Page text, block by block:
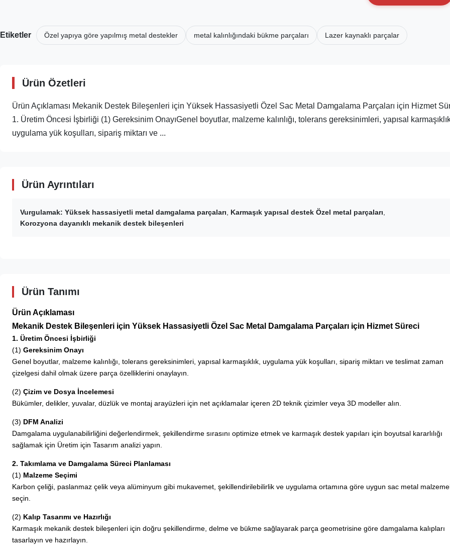
Etiketler Özel yapıya göre yapılmış metal destekler metal kalınlığındaki bükme parçaları Lazer kaynaklı parçalar
Ürün Özetleri
Ürün Açıklaması Mekanik Destek Bileşenleri için Yüksek Hassasiyetli Özel Sac Metal Damgalama Parçaları için Hizmet
1. Üretim Öncesi İşbirliği (1) Gereksinim OnayıGenel boyutlar, malzeme kalınlığı, tolerans gereksinimleri, yapısal
uygulama yük koşulları, sipariş miktarı ve ...
Ürün Ayrıntıları
Vurgulamak: Yüksek hassasiyetli metal damgalama parçaları Karmaşık yapısal destek Özel metal parçaları
Korozyona dayanıklı mekanik destek bileşenleri
Ürün Tanımı
Ürün Açıklaması
Mekanik Destek Bileşenleri için Yüksek Hassasiyetli Özel Sac Metal Damgalama Parçaları için Hizmet Süreci
1. Üretim Öncesi İşbirliği
(1) Gereksinim Onayı
Genel boyutlar, malzeme kalınlığı, tolerans gereksinimleri, yapısal karmaşıklık, uygulama yük koşulları, sipariş miktarı ve teslimat zaman
çizelgesi dahil olmak üzere parça özelliklerini onaylayın.
(2) Çizim ve Dosya İncelemesi
Bükümler, delikler, yuvalar, düzlük ve montaj arayüzleri için net açıklamalar içeren 2D teknik çizimler veya 3D modeller alın.
(3) DFM Analizi
Damgalama uygulanabilirliğini değerlendirmek, şekillendirme sırasını optimize etmek ve karmaşık destek yapıları için boyutsal kararlılığı
sağlamak için Üretim için Tasarım analizi yapın.
2. Takımlama ve Damgalama Süreci Planlaması
(1) Malzeme Seçimi
Karbon çeliği, paslanmaz çelik veya alüminyum gibi mukavemet, şekillendirilebilirlik ve uygulama ortamına göre uygun sac metal
seçin.
(2) Kalıp Tasarımı ve Hazırlığı
Karmaşık mekanik destek bileşenleri için doğru şekillendirme, delme ve bükme sağlayarak parça geometrisine göre damgalama kalıpları
tasarlayın ve hazırlayın.